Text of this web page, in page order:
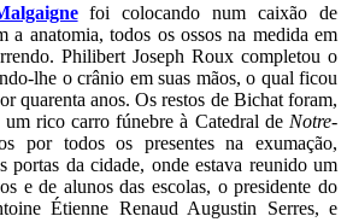
foi colocando num caixão de
a anatomia, todos os ossos na medida em
Philibert Joseph Roux completou o
lhe o crânio em suas mãos, o qual ficou
quarenta anos. Os restos de Bichat foram,
um rico carro fúnebre à Catedral de Notre-
por todos os presentes na exumação,
portas da cidade, onde estava reunido um
e de alunos das escolas, o presidente do
Étienne Renaud Augustin Serres, e